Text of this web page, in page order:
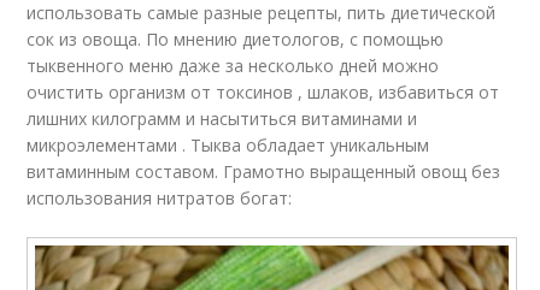
использовать самые разные рецепты, пить диетической
сок из овоща. По мнению диетологов, с помощью
тыквенного меню даже за несколько дней можно
очистить организм от токсинов , шлаков, избавиться от
лишних килограмм и насытиться витаминами и
микроэлементами . Тыква обладает уникальным
витаминным составом. Грамотно выращенный овощ без
использования нитратов богат: